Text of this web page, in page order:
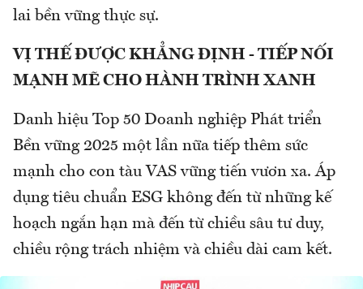
lai bền vững thực sự.
VỊ THẾ ĐƯỢC KHẲNG ĐỊNH - TIẾP NỐI
MẠNH MẼ CHO HÀNH TRÌNH XANH
Danh hiệu Top 50 Doanh nghiệp Phát triển
Bền vững 2025 một lần nữa tiếp thêm sức
mạnh cho con tàu VAS vững tiến vươn xa. Áp
dụng tiêu chuẩn ESG không đến từ những kế
hoạch ngắn hạn mà đến từ chiều sâu tư duy,
chiều rộng trách nhiệm và chiều dài cam kết.